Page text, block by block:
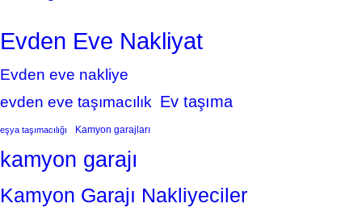
Evden Eve Nakliyat
Evden eve nakliye
evden eve taşımacılık Ev taşıma
eşya taşımacılığı Kamyon garajları
kamyon garajı
Kamyon Garajı Nakliyeciler